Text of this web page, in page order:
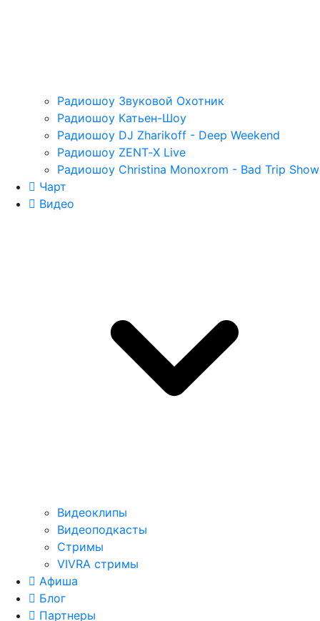
Радиошоу Звуковой Охотник
Радиошоу Катьен-Шоу
Радиошоу DJ Zharikoff - Deep Weekend
Радиошоу ZENT‑X Live
Радиошоу Christina Monoxrom - Bad Trip Show
Чарт
Видео
Видеоклипы
Видеоподкасты
Стримы
VIVRA стримы
Афиша
Блог
Партнеры